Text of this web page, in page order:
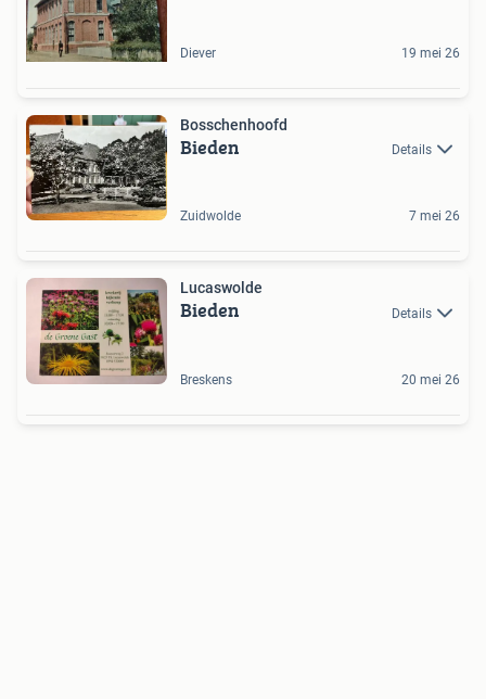
Diever 19 mei 26
Bosschenhoofd
Bieden Details
Zuidwolde 7 mei 26
Lucaswolde
Bieden Details
Breskens 20 mei 26